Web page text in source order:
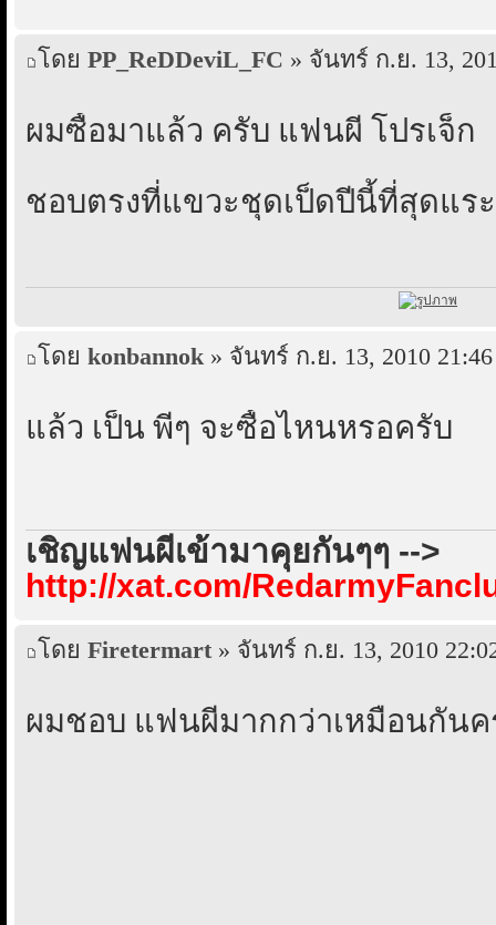
โดย PP_ReDDeviL_FC » จันทร์ ก.ย. 13,
ผมซื้อมาแล้ว ครับ แฟนผี โปรเจ็ก
ชอบตรงที่แขวะชุดเป็ดปีนี้ที่สุดแระ
โดย konbannok» จันทร์ ก.ย. 13, 2010 21:46
แล้ว เป็น พี่ๆ จะซื้อไหนหรอครับ
เชิญแฟนผีเข้ามาคุยกันๆๆ -->
http://xat.com/
โดย Firetermart » จันทร์ ก.ย. 13, 2010
ผมชอบ แฟนผีมากกว่าเหมือนกันค